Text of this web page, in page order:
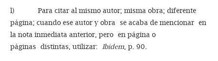
l) Para citar al mismo autor; misma obra; diferente
página; cuando ese autor y obra se acaba de mencionar en
la nota inmediata anterior, pero en página o
páginas distintas, utilizar: Ibidem , p. 90.